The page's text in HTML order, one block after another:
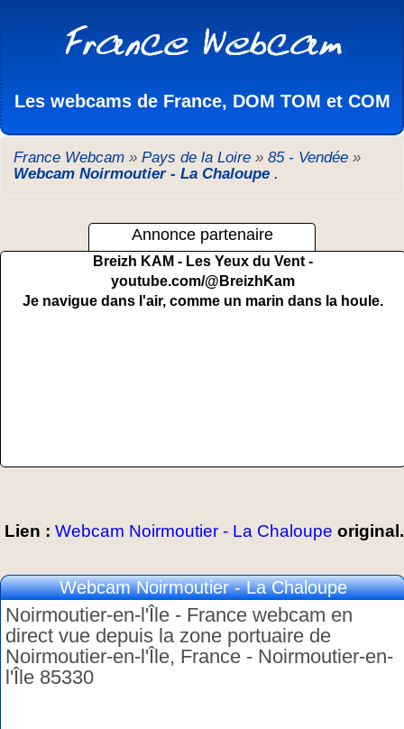
Les webcams de France, DOM TOM et COM
France Webcam » Pays de la Loire » 85 - Vendée »
Webcam Noirmoutier - La Chaloupe .
Annonce partenaire
Breizh KAM - Les Yeux du Vent -
youtube.com/@BreizhKam
Je navigue dans l'air, comme un marin dans la houle.
Lien : Webcam Noirmoutier - La Chaloupe original.
Webcam Noirmoutier - La Chaloupe
Noirmoutier-en-l'Île - France webcam en
direct vue depuis la zone portuaire de
Noirmoutier-en-l'Île, France - Noirmoutier-en-
l'Île 85330